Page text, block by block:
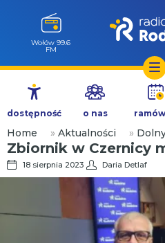
Przejdź
treści
Wołów 99.6
FM
dostępność o nas
Home » Aktualności »
Zbiornik w Czernicy
18 sierpnia 2023 Daria Detlaf